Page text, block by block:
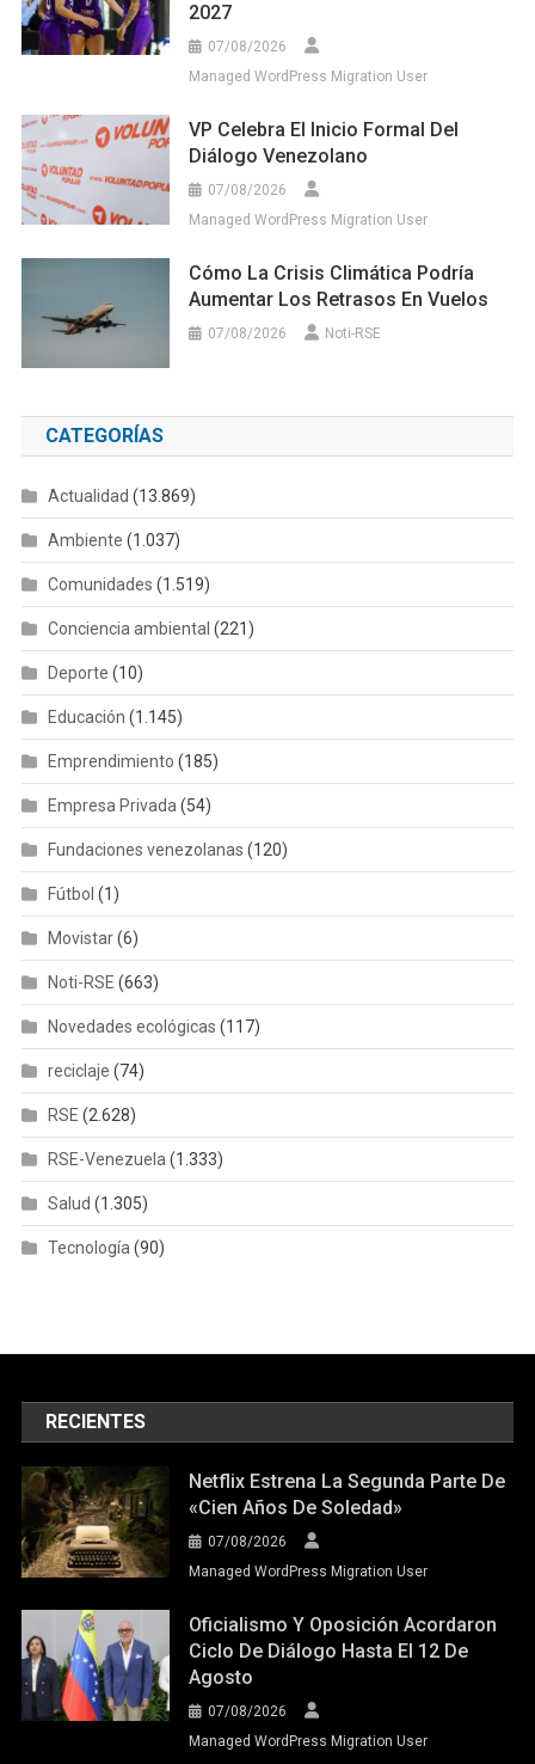
2027
07/08/2026
Managed WordPress Migration User
VP Celebra El Inicio Formal Del
Diálogo Venezolano
07/08/2026
Managed WordPress Migration User
Cómo La Crisis Climática Podría
Aumentar Los Retrasos En Vuelos
07/08/2026 Noti-RSE
CATEGORÍAS
Actualidad (13.869)
Ambiente (1.037)
Comunidades (1.519)
Conciencia ambiental (221)
Deporte (10)
Educación (1.145)
Emprendimiento (185)
Empresa Privada(54)
Fundaciones venezolanas (120)
Fútbol (1)
Movistar(6)
Noti-RSE (663)
Novedades ecológicas (117)
reciclaje (74)
RSE (2.628)
RSE-Venezuela(1.333)
Salud (1.305)
Tecnología(90)
RECIENTES
Netflix Estrena La Segunda Parte De
«Cien Años De Soledad»
07/08/2026
Managed WordPress Migration User
Oficialismo Y Oposición Acordaron
Ciclo De Diálogo Hasta El 12 De
Agosto
07/08/2026
Managed WordPress Migration User